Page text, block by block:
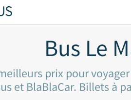
Bus Le
prix pour
et BlaBlaCar. Billets à